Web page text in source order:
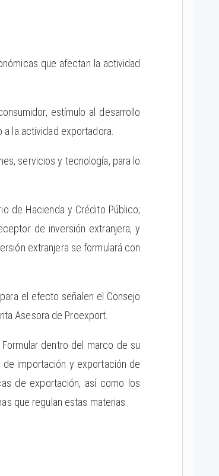
que afectan la actividad
estímulo al desarrollo
la actividad exportadora.
servicios y tecnología, para lo
de Hacienda y Crédito Público;
de inversión extranjera, y
extranjera se formulará con
el efecto señalen el Consejo
Asesora de Proexport.
dentro del marco de su
importación y exportación de
de exportación, así como los
que regulan estas materias.